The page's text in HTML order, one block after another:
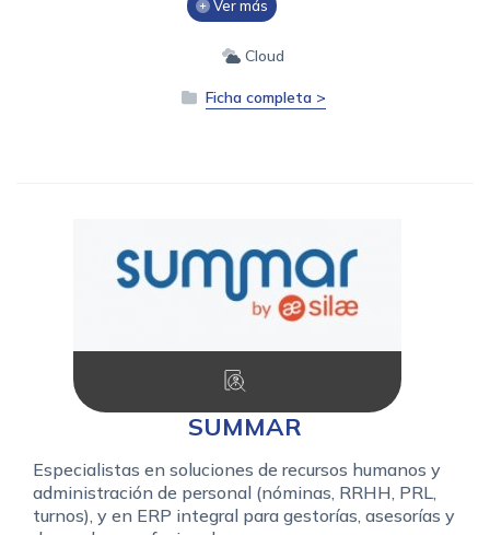
Ver más
Cloud
Ficha completa >
SUMMAR
Especialistas en soluciones de recursos humanos y
administración de personal (nóminas, RRHH, PRL,
turnos), y en ERP integral para gestorías, asesorías y